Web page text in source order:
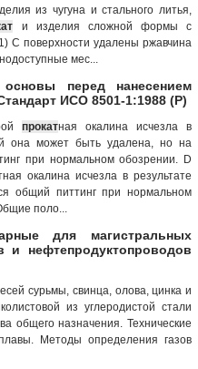
из чугуна и стального литья,
и изделия сложной формы с
С поверхности удалены ржавчина
мес...
перед нанесением
ИСО 8501-1:1988 (Р)
прокатная окалина исчезла в
она может быть удалена, но на
при нормальном обозрении. D
окалина исчезла в результате
общий питтинг при нормальном
поло...
для магистральных
и нефтепродуктопроводов
сурьмы, свинца, олова, цинка и
из углеродистой стали
общего назначения. Технические
Методы определения газов